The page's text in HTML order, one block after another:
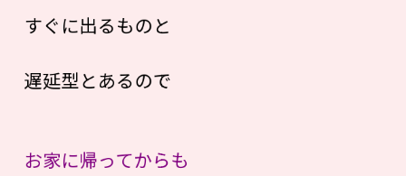
すぐに出るものと
遅延型とあるので
お家に帰ってからも